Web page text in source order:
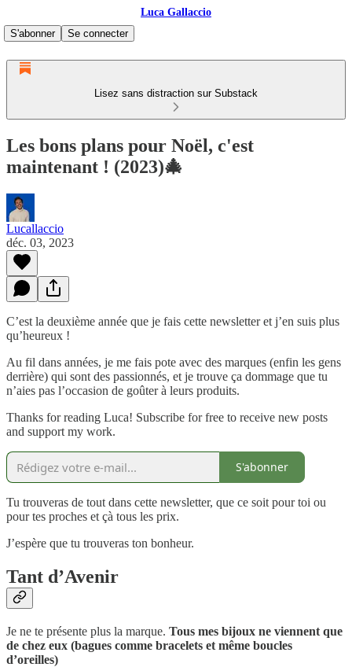
Luca Gallaccio
S'abonner
Se connecter
Lisez sans distraction sur Substack
Les bons plans pour Noël, c'est
maintenant ! (2023)🎄
Lucallaccio
déc. 03, 2023
C’est la deuxième année que je fais cette newsletter et j’en suis plus
qu’heureux !
Au fil dans années, je me fais pote avec des marques (enfin les gens
derrière) qui sont des passionnés, et je trouve ça dommage que tu
n’aies pas l’occasion de goûter à leurs produits.
Thanks for reading Luca! Subscribe for free to receive new posts
and support my work.
S'abonner
Tu trouveras de tout dans cette newsletter, que ce soit pour toi ou
pour tes proches et çà tous les prix.
J’espère que tu trouveras ton bonheur.
Tant d’Avenir
Je ne te présente plus la marque. Tous mes bijoux ne viennent que
de chez eux (bagues comme bracelets et même boucles
d’oreilles)